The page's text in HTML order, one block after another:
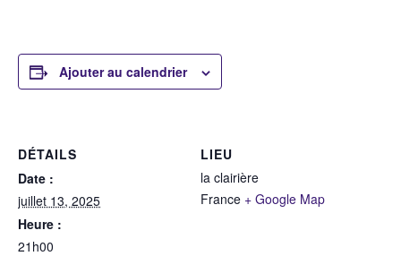
Ajouter au calendrier
DÉTAILS
Date :
juillet 13, 2025
Heure :
21h00
LIEU
la clairière
France + Google Map